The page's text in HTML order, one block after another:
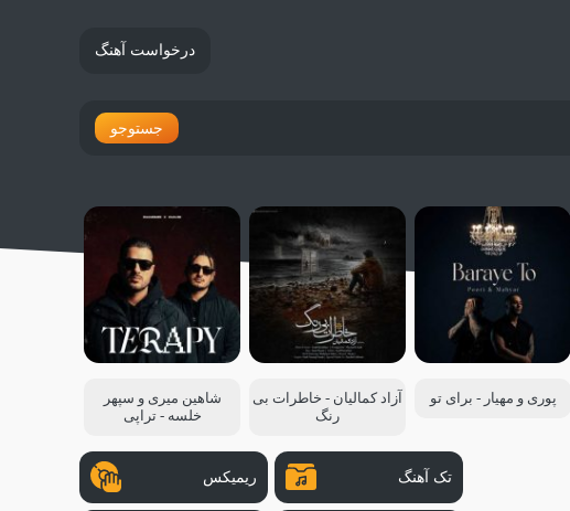
درخواست آهنگ
جستوجو
پوری و مهیار - برای تو
آزاد کمالیان - خاطرات بی
رنگ
شاهین میری و سپهر
خلسه - تراپی
تک آهنگ ریمیکس